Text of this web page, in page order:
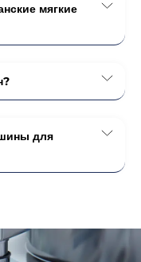
мягкие
для